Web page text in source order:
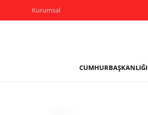
Kurumsal
CUMHURBAŞKANLIĞI